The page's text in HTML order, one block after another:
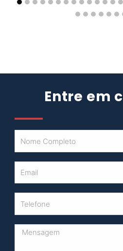
Entre em